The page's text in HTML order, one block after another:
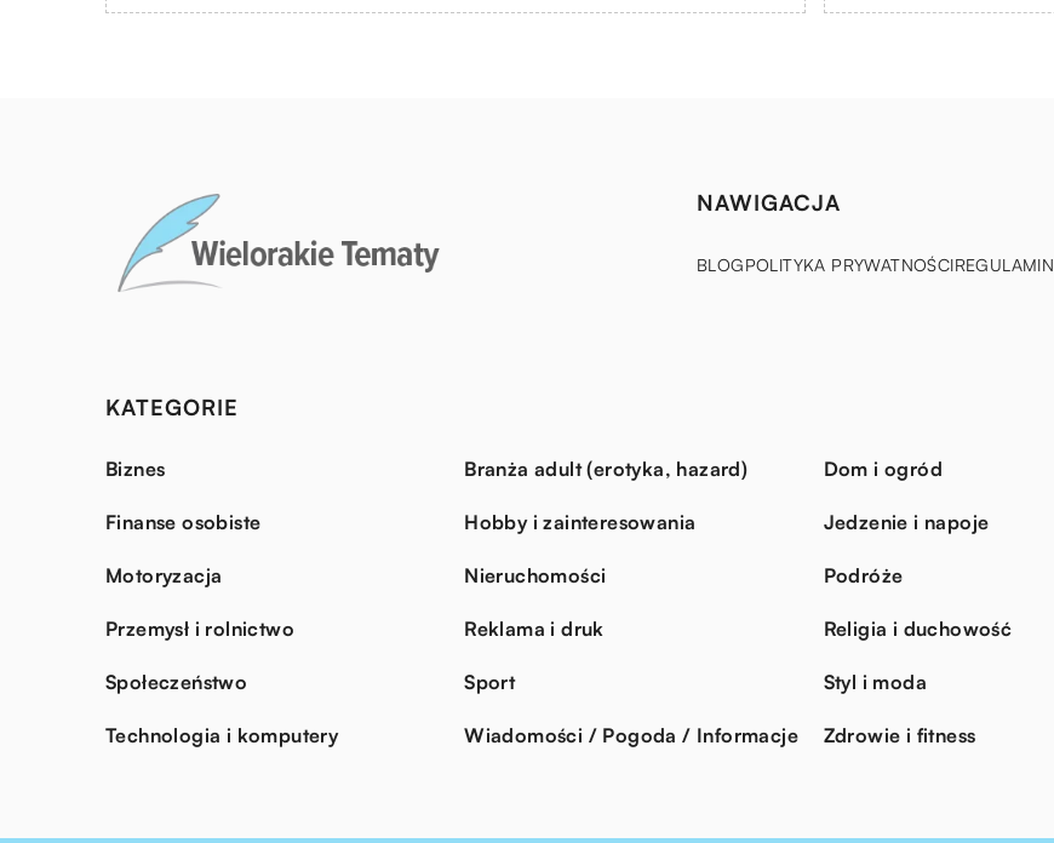
NAWIGACJA
BLOGPOLITYKA PRYWATNOŚCIREGULAMIN
KATEGORIE
Biznes Branża adult (erotyka, hazard) Dom i ogród
Finanse osobiste Hobby i zainteresowania Jedzenie i napoje
Motoryzacja Nieruchomości Podróże
Przemysł i rolnictwo Reklama i druk Religia i duchowość
Społeczeństwo Sport Styl i moda
Technologia i komputery Wiadomości / Pogoda / Informacje Zdrowie i fitness